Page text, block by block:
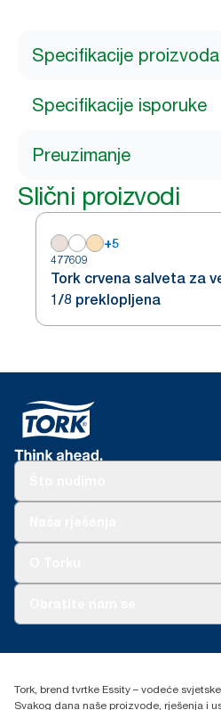
Specifikacije proizvoda
Specifikacije isporuke
Preuzimanje
Slični proizvodi
+5
477609
Tork crvena salveta za
1/8 preklopljena
+385 913 900 004
H-1021 Budapest
Tork, brend tvrtke Essity – vodeće
Svakog dana naše proizvode, rješenja i